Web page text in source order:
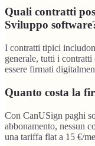
Quali contratti
Sviluppo
I contratti tipici
generale, tutti i
essere firmati
Quanto costa la
Con CanUSign paghi
abbonamento, nessun
una tariffa flat a 15 €/